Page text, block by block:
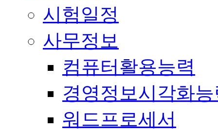
시험일정
사무정보
컴퓨터활용능력
경영정보시각화
워드프로세서